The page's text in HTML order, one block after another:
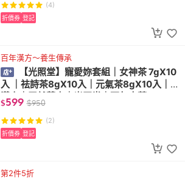
(4)
折價券 登記
百年漢方～養生傳承
【光照堂】寵愛妳套組｜女神茶 7gX10
入 ｜祛詩茶8gX10入｜元氣茶8gX10入｜
漢方｜天然草本｜光照堂｜百年中藥
$599 $950
(2)
折價券 登記
第2件5折